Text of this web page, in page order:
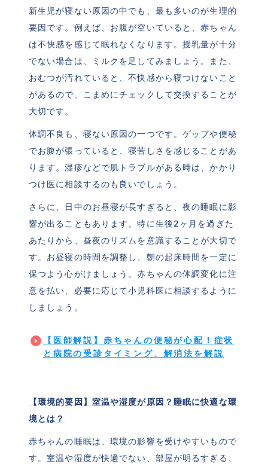
新生児が寝ない原因の中でも、最も多いのが生理的
要因です。例えば、お腹が空いていると、赤ちゃん
は不快感を感じて眠れなくなります。授乳量が十分
でない場合は、ミルクを足してみましょう。また、
おむつが汚れていると、不快感から寝つけないこと
があるので、こまめにチェックして交換することが
大切です。
体調不良も、寝ない原因の一つです。ゲップや便秘
でお腹が張っていると、寝苦しさを感じることがあ
ります。湿疹などで肌トラブルがある時は、かかり
つけ医に相談するのも良いでしょう。
さらに、日中のお昼寝が長すぎると、夜の睡眠に影
響が出ることもあります。特に生後2ヶ月を過ぎた
あたりから、昼夜のリズムを意識することが大切で
す。お昼寝の時間を調整し、朝の起床時間を一定に
保つよう心がけましょう。赤ちゃんの体調変化に注
意を払い、必要に応じて小児科医に相談するように
しましょう。
【医師解説】赤ちゃんの便秘が心配！症状
と病院の受診タイミング、解消法を解説
【環境的要因】室温や湿度が原因？睡眠に快適な環
境とは？
赤ちゃんの睡眠は、環境の影響を受けやすいもので
す。室温や湿度が快適でない、部屋が明るすぎる、